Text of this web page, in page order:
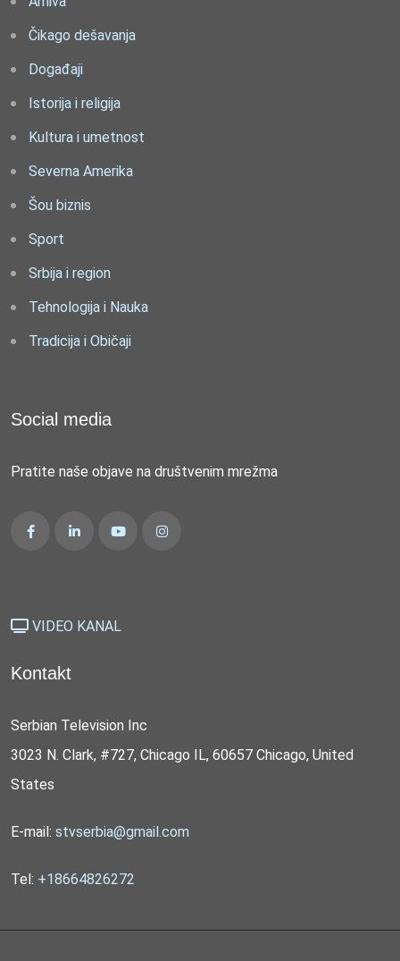
Čikago dešavanja
Događaji
Istorija i religija
Kultura i umetnost
Severna Amerika
Šou biznis
Sport
Srbija i region
Tehnologija i Nauka
Tradicija i Običaji
Social media
Pratite naše objave na društvenim mrežma
VIDEO KANAL
Kontakt
Serbian Television Inc
3023 N. Clark, #727, Chicago IL, 60657 Chicago, United
States
E-mail: stvserbia@gmail.com
Tel: +18664826272